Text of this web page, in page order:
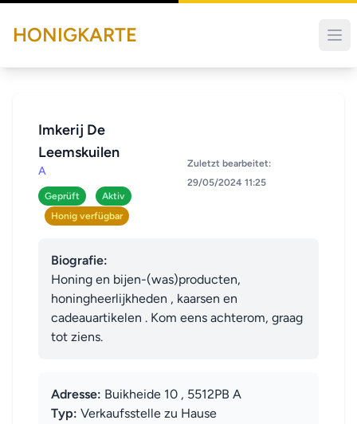
HONIGKARTE
Imkerij De
Leemskuilen
A
Geprüft
Aktiv
Honig verfügbar
Zuletzt bearbeitet:
29/05/2024 11:25
Biografie:
Honing en bijen-(was)producten,
honingheerlijkheden , kaarsen en
cadeauartikelen . Kom eens achterom, graag
tot ziens.
Adresse: Buikheide 10 , 5512PB A
Typ: Verkaufsstelle zu Hause